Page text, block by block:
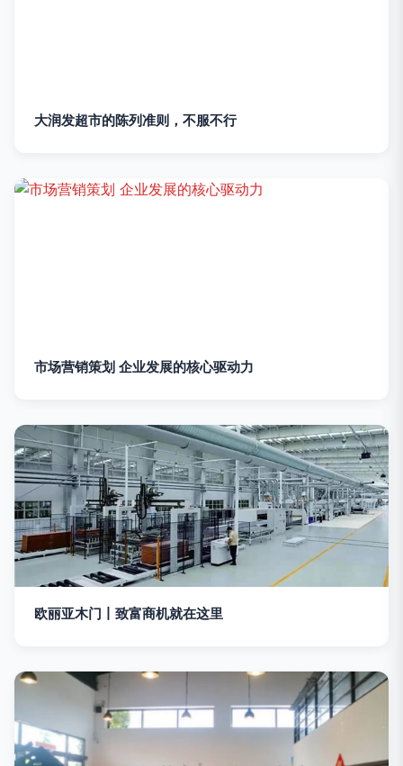
大润发超市的陈列准则，不服不行
市场营销策划 企业发展的核心驱动力
欧丽亚木门丨致富商机就在这里